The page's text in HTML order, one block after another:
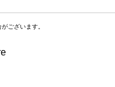
ございます。